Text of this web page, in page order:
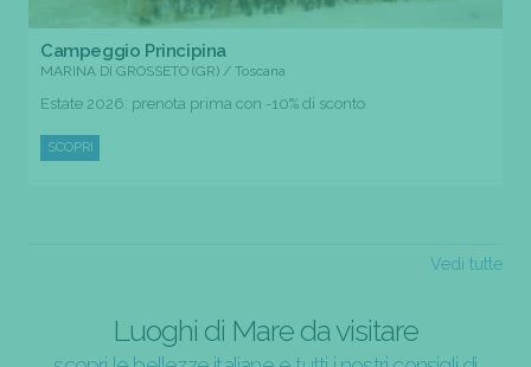
Campeggio Principina
MARINA DI GROSSETO (GR) / Toscana
Estate 2026: prenota prima con -10% di sconto
SCOPRI
Vedi tutte
Luoghi di Mare da visitare